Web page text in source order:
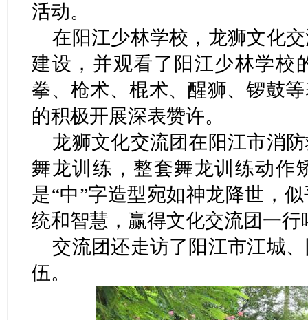
活动。
在阳江少林学校，龙狮文化
建设，并观看了阳江少林学校
拳、枪术、棍术、醒狮、锣鼓
的积极开展深表赞许。
龙狮文化交流团在阳江市消
舞龙训练，整套舞龙训练动作
是“中”字造型宛如神龙降世，
统和智慧，赢得文化交流团一行
交流团还走访了阳江市江城
伍。